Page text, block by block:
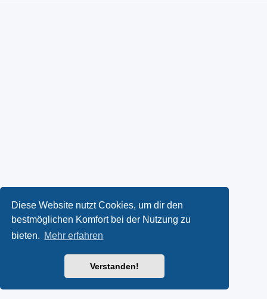
Diese Website nutzt Cookies, um dir den
bestmöglichen Komfort bei der Nutzung zu
bieten. Mehr erfahren
Verstanden!